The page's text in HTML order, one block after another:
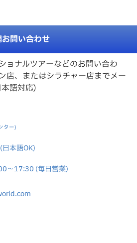
問い合わせ
ョナルツアーなどのお問い合わ
店、またはシラチャー店までメー
語対応)
ター)
(日本語OK)
～17:30 (毎日営業)